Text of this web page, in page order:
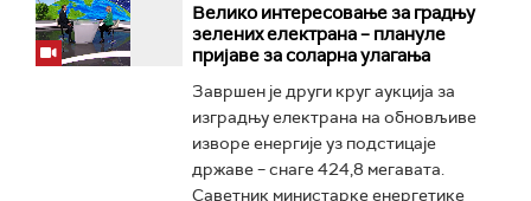
Велико интересовање за градњу
зелених електрана – плануле
пријаве за соларна улагања
Завршен је други круг аукција за
изградњу електрана на обновљиве
изворе енергије уз подстицаје
државе – снаге 424,8 мегавата.
Саветник министарке енергетике